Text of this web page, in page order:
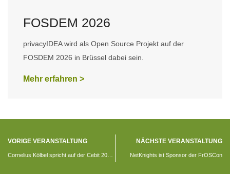
FOSDEM 2026
privacyIDEA wird als Open Source Projekt auf der
FOSDEM 2026 in Brüssel dabei sein.
Mehr erfahren >
VORIGE VERANSTALTUNG NÄCHSTE VERANSTALTUNG
NetKnights ist Sponsor der FrOSCon